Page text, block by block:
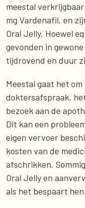
meestal verkrijgbaar
mg Vardenafil, en
Oral Jelly. Hoewel
gevonden in
tijdrovend en duur
Meestal gaat het
doktersafspraak,
bezoek aan de
Dit kan een
eigen vervoer
kosten van de
afschrikken.
Oral Jelly en
als het bespaart